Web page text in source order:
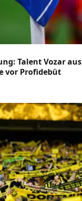
Talent Vozar aus
vor Profidebüt